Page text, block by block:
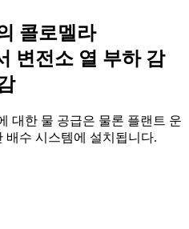
콜로멜라
변전소 열 부하 감
대한 물 공급은 물론 플랜트 운
배수 시스템에 설치됩니다.